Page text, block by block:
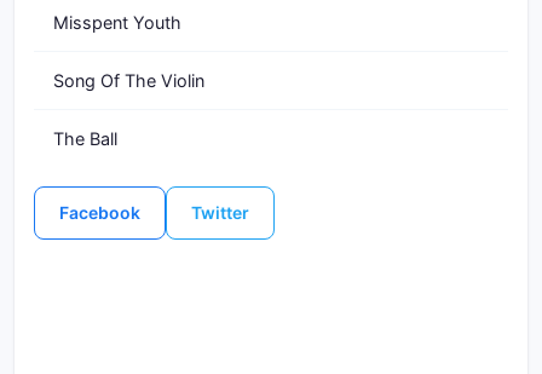
Misspent Youth
Song Of The Violin
The Ball
Facebook Twitter